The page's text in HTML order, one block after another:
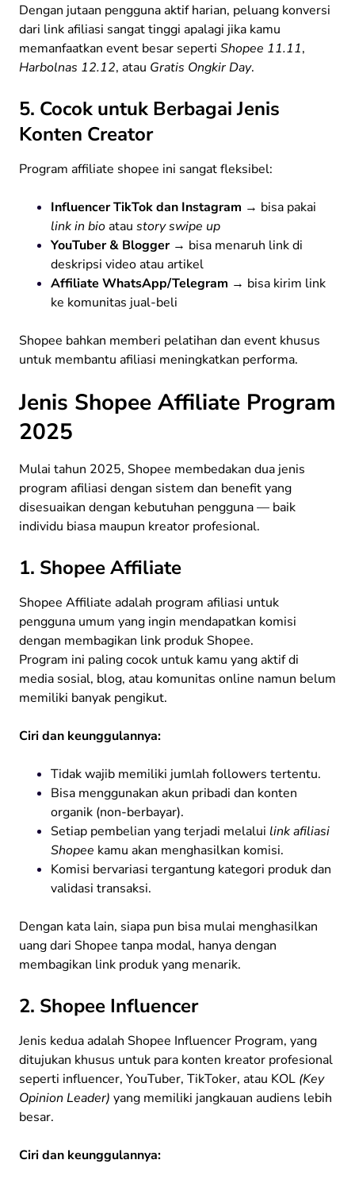
Dengan jutaan pengguna aktif harian, peluang konversi
dari link afiliasi sangat tinggi apalagi jika kamu
memanfaatkan event besar seperti Shopee 11.11,
Harbolnas 12.12, atau Gratis Ongkir Day.
5. Cocok untuk Berbagai Jenis
Konten Creator
Program affiliate shopee ini sangat fleksibel:
Influencer TikTok dan Instagram → bisa pakai
link in bioatau story swipe up
YouTuber & Blogger→ bisa menaruh link di
deskripsi video atau artikel
Affiliate WhatsApp/Telegram → bisa kirim link
ke komunitas jual-beli
Shopee bahkan memberi pelatihan dan event khusus
untuk membantu afiliasi meningkatkan performa.
Jenis Shopee Affiliate Program
2025
Mulai tahun 2025, Shopee membedakan dua jenis
program afiliasi dengan sistem dan benefit yang
disesuaikan dengan kebutuhan pengguna — baik
individu biasa maupun kreator profesional.
1. Shopee Affiliate
Shopee Affiliate adalah program afiliasi untuk
pengguna umum yang ingin mendapatkan komisi
dengan membagikan link produk Shopee.
Program ini paling cocok untuk kamu yang aktif di
media sosial, blog, atau komunitas online namun belum
memiliki banyak pengikut.
Ciri dan keunggulannya:
Tidak wajib memiliki jumlah followers tertentu.
Bisa menggunakan akun pribadi dan konten
organik (non-berbayar).
Setiap pembelian yang terjadi melalui link afiliasi
Shopee kamu akan menghasilkan komisi.
Komisi bervariasi tergantung kategori produk dan
validasi transaksi.
Dengan kata lain, siapa pun bisa mulai menghasilkan
uang dari Shopee tanpa modal, hanya dengan
membagikan link produk yang menarik.
2. Shopee Influencer
Jenis kedua adalah Shopee Influencer Program, yang
ditujukan khusus untuk para konten kreator profesional
seperti influencer, YouTuber, TikToker, atau KOL (Key
Opinion Leader) yang memiliki jangkauan audiens lebih
besar.
Ciri dan keunggulannya: